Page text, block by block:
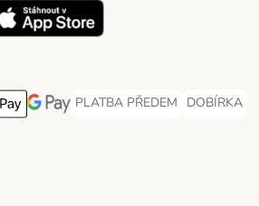
Method
Method
pay Payment Method
GooglePay Payment Method
PLATBA PŘEDEM
PLATBA PŘEDEM Payment
DOBÍRKA
DOBÍRKA
Method
MethodShipping Method